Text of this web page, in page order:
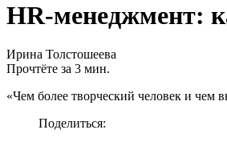
HR-менеджмент:
Ирина Толстошеева
Прочтёте за 3 мин.
«Чем более творческий человек и чем
Поделиться: